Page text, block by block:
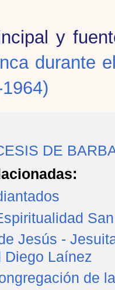
y
durante
DE
Jesús -
Diego Laínez
de